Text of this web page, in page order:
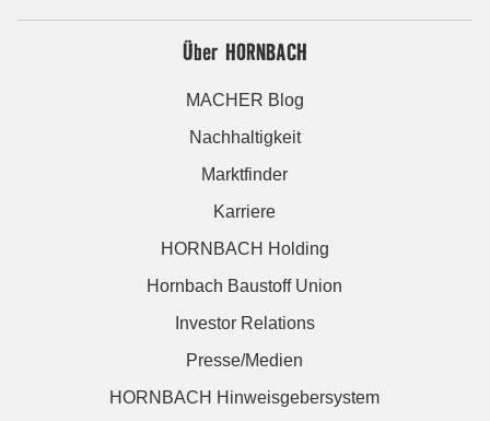
Über HORNBACH
MACHER Blog
Nachhaltigkeit
Marktfinder
Karriere
HORNBACH Holding
Hornbach Baustoff Union
Investor Relations
Presse/Medien
HORNBACH Hinweisgebersystem